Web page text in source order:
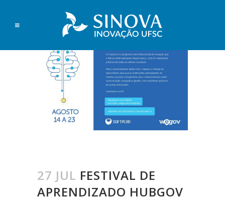
27 JUL FESTIVAL DE
APRENDIZADO HUBGOV